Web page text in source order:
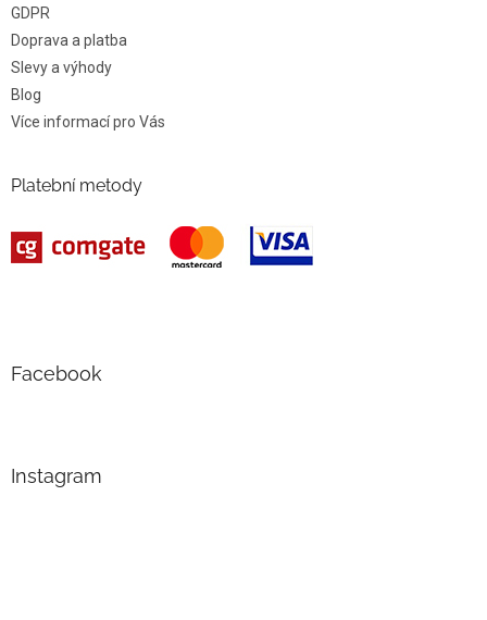
GDPR
Doprava a platba
Slevy a výhody
Blog
Více informací pro Vás
Platební metody
Facebook
Instagram